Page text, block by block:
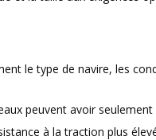
le type de navire, les
peuvent avoir
à la traction plus